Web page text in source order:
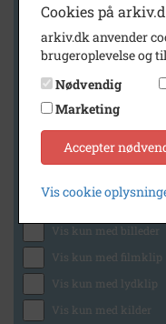
Arkiv
Høng Lokalhistoriske
Generelt
Vis kun med billeder
Vis kun med filmklip
Vis kun med lydklip
Vis kun med kilder
Cookies på
arkiv.dk anvender
brugeroplevelse og
Nødvendig
Marketing
Accepter
Vis cookie